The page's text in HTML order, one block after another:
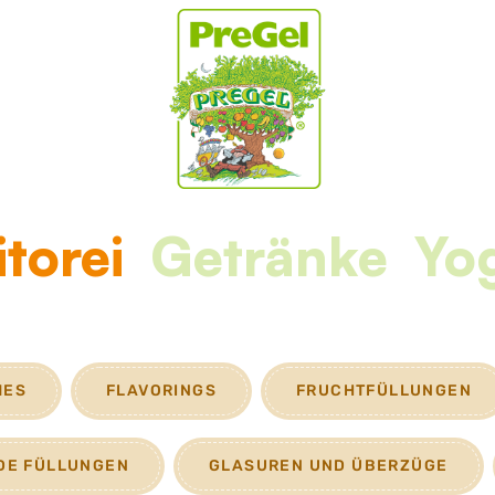
Getränke
FLAVORINGS FRUCHTFÜLLUNGEN
FÜLLUNGEN GLASUREN UND ÜBERZÜGE